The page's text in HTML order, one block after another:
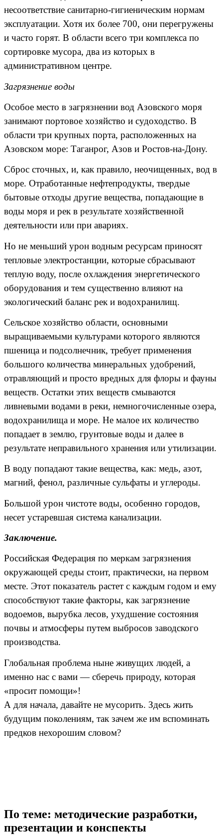
несоответствие санитарно-гигиеническим нормам
эксплуатации. Хотя их более 700, они перегружены
и часто горят. В области всего три комплекса по
сортировке мусора, два из которых в
административном центре.
Загрязнение воды
Особое место в загрязнении вод Азовского моря
занимают портовое хозяйство и судоходство. В
области три крупных порта, расположенных на
Азовском море: Таганрог, Азов и Ростов-на-Дону.
Сброс сточных, и, как правило, неочищенных, вод в
море. Отработанные нефтепродукты, твердые
бытовые отходы другие вещества, попадающие в
воды моря и рек в результате хозяйственной
деятельности или при авариях.
Но не меньший урон водным ресурсам приносят
тепловые электростанции, которые сбрасывают
теплую воду, после охлаждения энергетического
оборудования и тем существенно влияют на
экологический баланс рек и водохранилищ.
Сельское хозяйство области, основными
выращиваемыми культурами которого являются
пшеница и подсолнечник, требует применения
большого количества минеральных удобрений,
отравляющий и просто вредных для флоры и фауны
веществ. Остатки этих веществ смываются
ливневыми водами в реки, немногочисленные озера,
водохранилища и море. Не малое их количество
попадает в землю, грунтовые воды и далее в
результате неправильного хранения или утилизации.
В воду попадают такие вещества, как: медь, азот,
магний, фенол, различные сульфаты и углероды.
Большой урон чистоте воды, особенно городов,
несет устаревшая система канализации.
Заключение.
Российская Федерация по меркам загрязнения
окружающей среды стоит, практически, на первом
месте. Этот показатель растет с каждым годом и ему
способствуют такие факторы, как загрязнение
водоемов, вырубка лесов, ухудшение состояния
почвы и атмосферы путем выбросов заводского
производства.
Глобальная проблема ныне живущих людей, а
именно нас с вами — сберечь природу, которая
«просит помощи»!
А для начала, давайте не мусорить. Здесь жить
будущим поколениям, так зачем же им вспоминать
предков нехорошим словом?
По теме: методические разработки,
презентации и конспекты